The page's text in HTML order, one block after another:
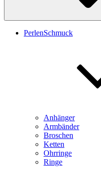
PerlenSchmuck
Anhänger
Armbänder
Broschen
Ketten
Ohrringe
Ringe